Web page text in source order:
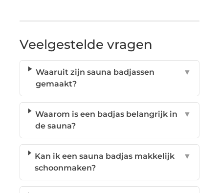
Veelgestelde vragen
Waaruit zijn sauna badjassen
gemaakt?
▼
Waarom is een badjas belangrijk in
de sauna?
▼
Kan ik een sauna badjas makkelijk
schoonmaken?
▼